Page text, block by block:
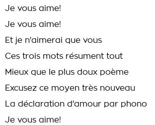
Je vous aime!
Je vous aime!
Et je n'aimerai que vous
Ces trois mots résument tout
Mieux que le plus doux poème
Excusez ce moyen très nouveau
La déclaration d'amour par phono
Je vous aime!